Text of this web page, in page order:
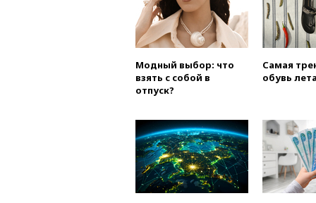
Модный выбор: что
взять с собой в
отпуск?
Самая
обувь